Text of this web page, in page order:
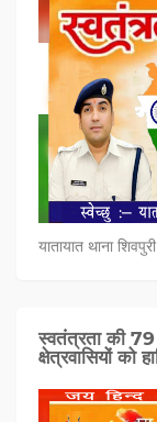
यातायात थाना
स्वतंत्रता की 79
क्षेत्रवासियों को